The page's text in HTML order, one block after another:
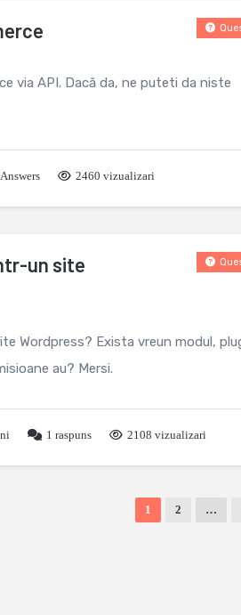
via API. Dacă da, ne puteti da niste
Answers 2460 vizualizari
un site
Wordpress? Exista vreun modul,
au? Mersi.
1 raspuns 2108 vizualizari
1 2 …